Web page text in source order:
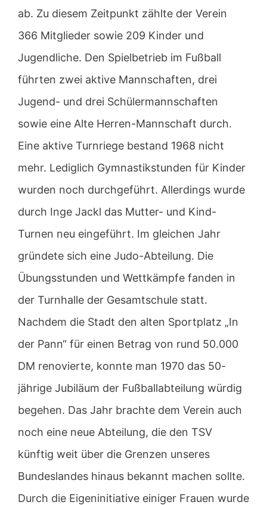
ab. Zu diesem Zeitpunkt zählte der Verein
366 Mitglieder sowie 209 Kinder und
Jugendliche. Den Spielbetrieb im Fußball
führten zwei aktive Mannschaften, drei
Jugend- und drei Schülermannschaften
sowie eine Alte Herren-Mannschaft durch.
Eine aktive Turnriege bestand 1968 nicht
mehr. Lediglich Gymnastikstunden für Kinder
wurden noch durchgeführt. Allerdings wurde
durch Inge Jackl das Mutter- und Kind-
Turnen neu eingeführt. Im gleichen Jahr
gründete sich eine Judo-Abteilung. Die
Übungsstunden und Wettkämpfe fanden in
der Turnhalle der Gesamtschule statt.
Nachdem die Stadt den alten Sportplatz „In
der Pann“ für einen Betrag von rund 50.000
DM renovierte, konnte man 1970 das 50-
jährige Jubiläum der Fußballabteilung würdig
begehen. Das Jahr brachte dem Verein auch
noch eine neue Abteilung, die den TSV
künftig weit über die Grenzen unseres
Bundeslandes hinaus bekannt machen sollte.
Durch die Eigeninitiative einiger Frauen wurde